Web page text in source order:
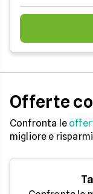
Offerte
Confronta le
migliore e